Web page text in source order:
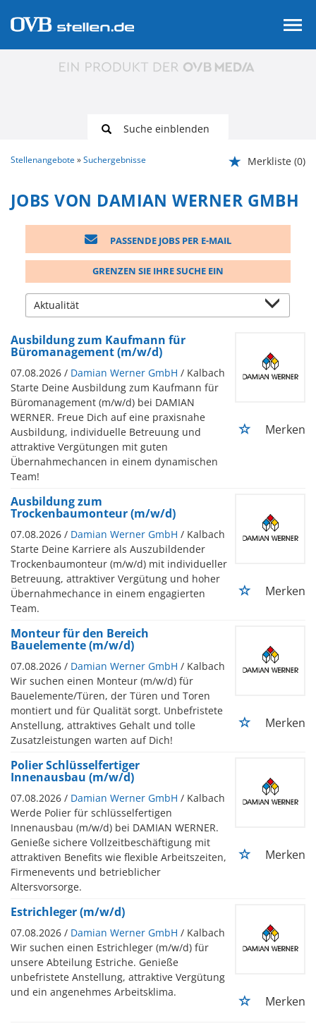
Suche einblenden
Stellenangebote Suchergebnisse Merkliste (0)
JOBS VON DAMIAN WERNER GMBH
PASSENDE JOBS PER E-MAIL
GRENZEN SIE IHRE SUCHE EIN
Ausbildung zum Kaufmann für
Büromanagement (m/w/d)
07.08.2026 / Damian Werner GmbH / Kalbach
Starte Deine Ausbildung zum Kaufmann für
Büromanagement (m/w/d) bei DAMIAN
WERNER. Freue Dich auf eine praxisnahe
Ausbildung, individuelle Betreuung und
attraktive Vergütungen mit guten
Übernahmechancen in einem dynamischen
Team!
Merken
Ausbildung zum
Trockenbaumonteur (m/w/d)
07.08.2026 / Damian Werner GmbH / Kalbach
Starte Deine Karriere als Auszubildender
Trockenbaumonteur (m/w/d) mit individueller
Betreuung, attraktiver Vergütung und hoher
Übernahmechance in einem engagierten
Team.
Merken
Monteur für den Bereich
Bauelemente (m/w/d)
07.08.2026 / Damian Werner GmbH / Kalbach
Wir suchen einen Monteur (m/w/d) für
Bauelemente/Türen, der Türen und Toren
montiert und für Qualität sorgt. Unbefristete
Anstellung, attraktives Gehalt und tolle
Zusatzleistungen warten auf Dich!
Merken
Polier Schlüsselfertiger
Innenausbau (m/w/d)
07.08.2026 / Damian Werner GmbH / Kalbach
Werde Polier für schlüsselfertigen
Innenausbau (m/w/d) bei DAMIAN WERNER.
Genieße sichere Vollzeitbeschäftigung mit
attraktiven Benefits wie flexible Arbeitszeiten,
Firmenevents und betrieblicher
Altersvorsorge.
Merken
Estrichleger (m/w/d)
07.08.2026 / Damian Werner GmbH / Kalbach
Wir suchen einen Estrichleger (m/w/d) für
unsere Abteilung Estriche. Genieße
unbefristete Anstellung, attraktive Vergütung
und ein angenehmes Arbeitsklima.
Merken